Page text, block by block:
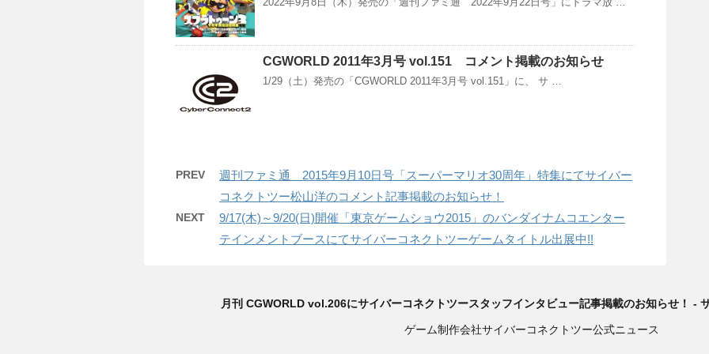
CGWORLD 2011年3月号 vol.151 コメント掲載のお知らせ
1/29（土）発売の「CGWORLD 2011年3月号 vol.151」に、 サ …
PREV
週刊ファミ通 2015年9月10日号「スーパーマリオ30周年」特集にてサイバー
コネクトツー松山洋のコメント記事掲載のお知らせ！
NEXT
9/17(木)～9/20(日)開催「東京ゲームショウ2015」のバンダイナムコエンター
テインメントブースにてサイバーコネクトツーゲームタイトル出展中!!
月刊 CGWORLD vol.206にサイバーコネクトツースタッフインタビュー記事掲載のお知らせ！ -
ゲーム制作会社サイバーコネクトツー公式ニュース